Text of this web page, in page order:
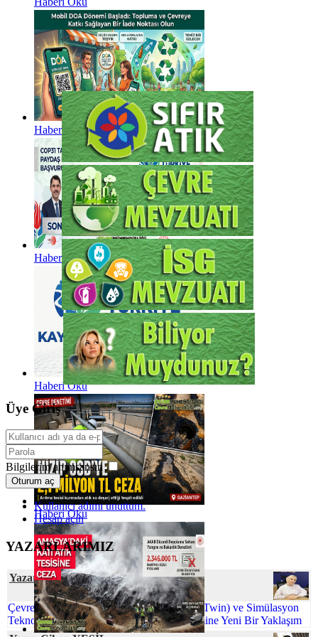
Haberi Oku
Haberi Oku
Haberi Oku
Haberi Oku
Üye Giriş
Bilgilerim anımsansın
Oturum aç
Kullanıcı adımı unuttum.
Hesap açın
YAZARLARIMIZ
Yazar Tuğba KAKTİMUR
Çevre Mühendisliğinde Dijital İkiz (Digital Twin) ve Simülasyon
Teknolojileri: Sürdürülebilir Proses Yönetimine Yeni Bir Yaklaşım